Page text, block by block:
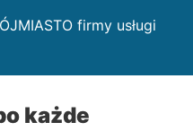
firmy usługi
każde